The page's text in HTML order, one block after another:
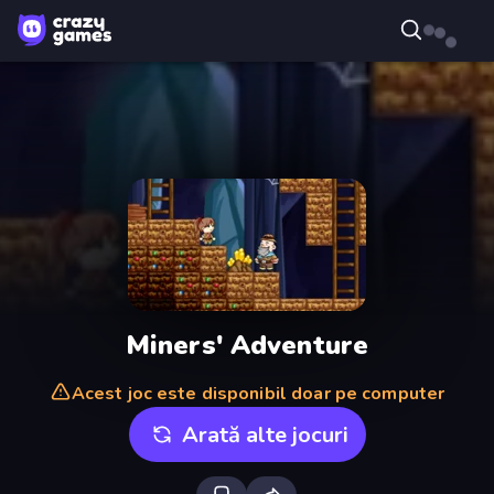
Miners' Adventure
Acest joc este disponibil doar pe computer
Arată alte jocuri